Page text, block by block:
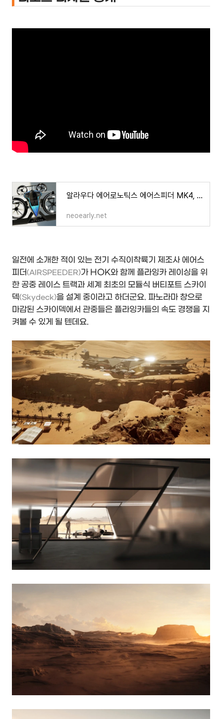
알라우다 에어로노틱스 에어스피더 MK4, 가장 빠른 레이싱 eVTOL
neoearly.net
일전에 소개한 적이 있는 전기 수직이착륙기 제조사 에어스
피더(AIRSPEEDER)가 HOK와 함께 플라잉카 레이싱을 위
한 공중 레이스 트랙과 세계 최초의 모듈식 버티포트 스카이
덱(Skydeck)을 설계 중이라고 하더군요. 파노라마 창으로
마감된 스카이덱에서 관중들은 플라잉카들의 속도 경쟁을 지
켜볼 수 있게 될 텐데요.